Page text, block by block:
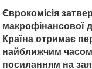
Єврокомісія
макрофінансової
Країна отримає
найближчим
посиланням на